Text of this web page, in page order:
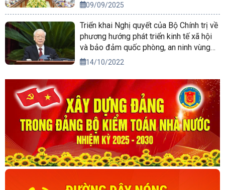
09/09/2025
Triển khai Nghị quyết của Bộ Chính trị về
phương hướng phát triển kinh tế xã hội
và bảo đảm quốc phòng, an ninh vùng
Tây Nguyên đến năm 2030, tầm nhìn
14/10/2022